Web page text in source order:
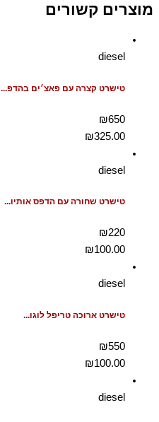
מוצרים קשורים
diesel
טישרט קצרה עם פאצ׳ים בהדפ...
₪650
₪325.00
diesel
טישרט שחורה עם הדפס אותיו...
₪220
₪100.00
diesel
טישרט ארוכה טריפל לוגו...
₪550
₪100.00
diesel